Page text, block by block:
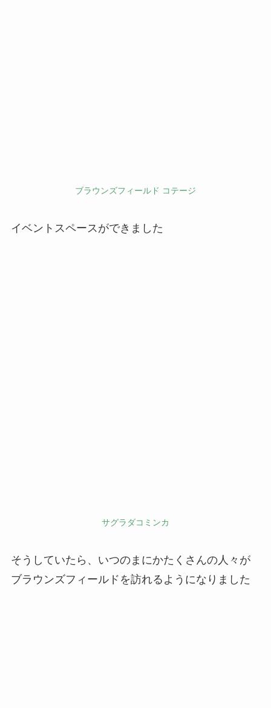
ブラウンズフィールド コテージ
イベントスペースができました
サグラダコミンカ
そうしていたら、いつのまにかたくさんの人々が
ブラウンズフィールドを訪れるようになりました